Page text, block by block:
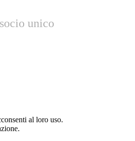
unico
al loro uso.